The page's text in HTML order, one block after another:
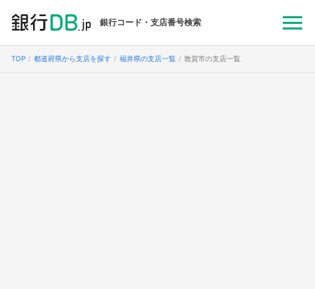
銀行コード・支店番号検索
TOP 都道府県から支店を探す 福井県の支店一覧 敦賀市の支店一覧